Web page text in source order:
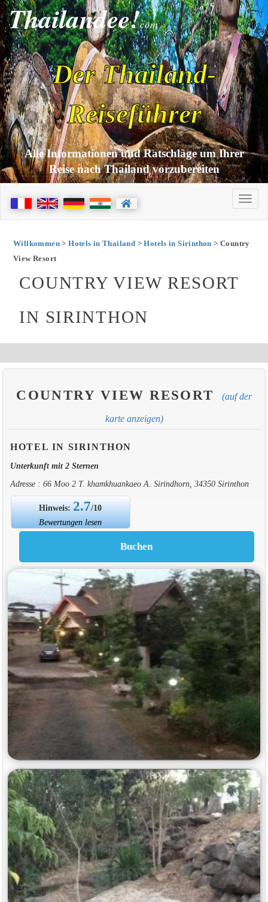
Thailandee!com
Der Thailand-
Reiseführer
Alle Informationen und Ratschläge um Ihrer
Reise nach Thailand vorzubereiten
Willkommen>Hotels in Thailand >Hotels in Sirinthon > Country
View Resort
COUNTRY VIEW RESORT
IN SIRINTHON
COUNTRY VIEW RESORT (auf der
karte anzeigen)
HOTEL IN SIRINTHON
Unterkunft mit 2 Sternen
Adresse : 66 Moo 2 T. khamkhuankaeo A. Sirindhorn, 34350 Sirinthon
Hinweis:2.7/10
Bewertungen lesen